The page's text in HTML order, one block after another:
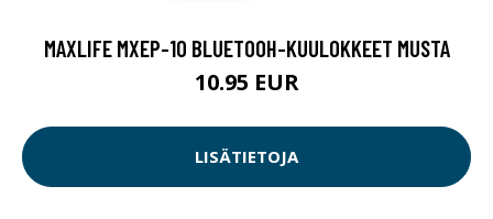
MAXLIFE MXEP-10 BLUETOOH-KUULOKKEET MUSTA
10.95 EUR
LISÄTIETOJA